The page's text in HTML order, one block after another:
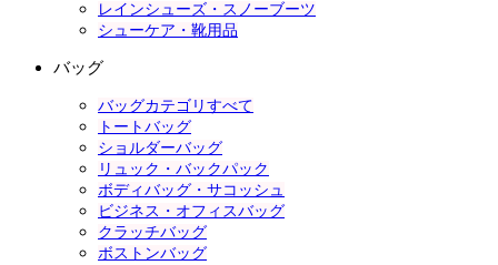
レインシューズ・スノーブーツ
シューケア・靴用品
バッグ
バッグカテゴリすべて
トートバッグ
ショルダーバッグ
リュック・バックパック
ボディバッグ・サコッシュ
ビジネス・オフィスバッグ
クラッチバッグ
ボストンバッグ